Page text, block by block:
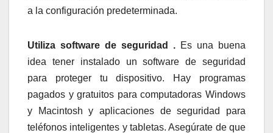
a la configuración predeterminada.
Utiliza software de seguridad . Es una buena
idea tener instalado un software de seguridad
para proteger tu dispositivo. Hay programas
pagados y gratuitos para computadoras Windows
y Macintosh y aplicaciones de seguridad para
teléfonos inteligentes y tabletas. Asegúrate de que